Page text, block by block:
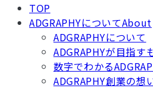
TOP
ADGRAPHYについてAbout
ADGRAPHYについて
ADGRAPHYが目指す
数字でわかる
ADGRAPHY創業の想